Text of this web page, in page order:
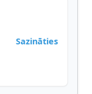
Sazināties